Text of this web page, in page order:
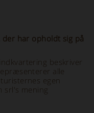
har opholdt sig på
beskriver
alle
egen
srl's mening